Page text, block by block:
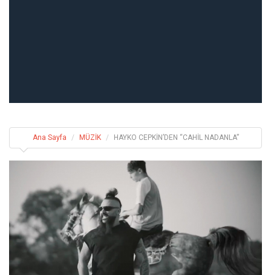
Ana Sayfa MÜZİK HAYKO CEPKİN’DEN “CAHİL NADANLA”